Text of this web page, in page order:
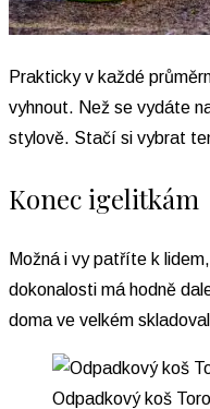
Prakticky v každé
vyhnout. Než se vydáte
stylově. Stačí si vybrat
Konec igelitkám
Možná i vy patříte k
dokonalosti má hodně
doma ve velkém
Odpadkový koš